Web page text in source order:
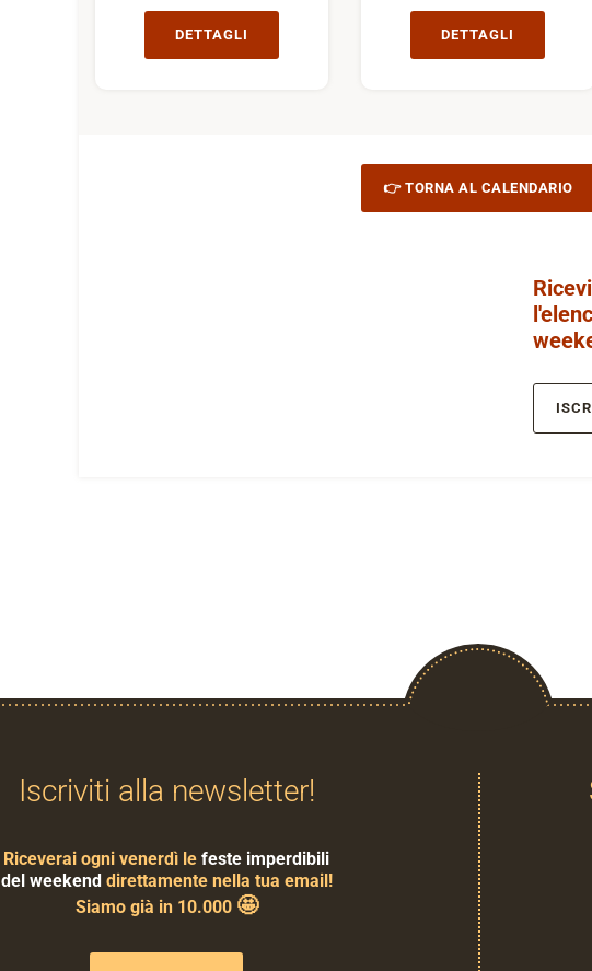
DETTAGLI DETTAGLI
👉 TORNA AL CALENDARIO
Iscriviti alla newsletter!
Riceverai ogni venerdì le feste imperdibili
del weekenddirettamente nella tua email!
Siamo già in 10.000 🤩